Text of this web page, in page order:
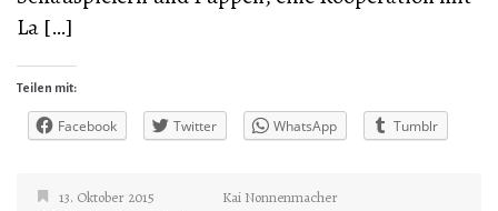
La […]
Teilen mit:
Facebook Twitter WhatsApp Tumblr
13. Oktober 2015
Kai Nonnenmacher